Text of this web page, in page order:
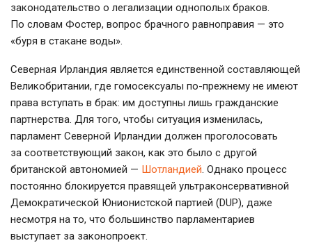
законодательство о легализации однополых браков.
По словам Фостер, вопрос брачного равноправия — это
«буря в стакане воды».
Северная Ирландия является единственной составляющей
Великобритании, где гомосексуалы по-прежнему не имеют
права вступать в брак: им доступны лишь гражданские
партнерства. Для того, чтобы ситуация изменилась,
парламент Северной Ирландии должен проголосовать
за соответствующий закон, как это было с другой
британской автономией — Шотландией. Однако процесс
постоянно блокируется правящей ультраконсервативной
Демократической Юнионистской партией (DUP), даже
несмотря на то, что большинство парламентариев
выступает за законопроект.